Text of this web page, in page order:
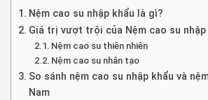
Nệm cao su nhập khẩu là gì?
Giá trị vượt trội của Nệm cao su nhập
Nệm cao su thiên nhiên
Nệm cao su nhân tạo
So sánh nệm cao su nhập khẩu và
Nam